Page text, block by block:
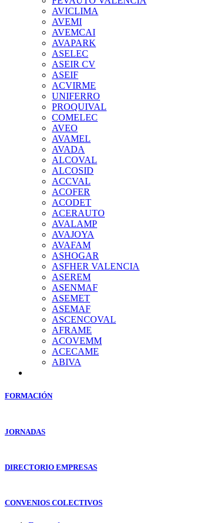
AVICLIMA
AVEMI
AVEMCAI
AVAPARK
ASELEC
ASEIR CV
ASEIF
ACVIRME
UNIFERRO
PROQUIVAL
COMELEC
AVEO
AVAMEL
AVADA
ALCOVAL
ALCOSID
ACCVAL
ACOFER
ACODET
ACERAUTO
AVALAMP
AVAJOYA
AVAFAM
ASHOGAR
ASFHER VALENCIA
ASEREM
ASENMAF
ASEMET
ASEMAF
ASCENCOVAL
AFRAME
ACOVEMM
ACECAME
ABIVA
FORMACIÓN
JORNADAS
DIRECTORIO EMPRESAS
CONVENIOS COLECTIVOS